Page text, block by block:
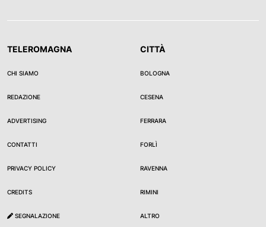
TELEROMAGNA
CHI SIAMO
REDAZIONE
ADVERTISING
CONTATTI
PRIVACY POLICY
CREDITS
SEGNALAZIONE
CITTÀ
BOLOGNA
CESENA
FERRARA
FORLÌ
RAVENNA
RIMINI
ALTRO